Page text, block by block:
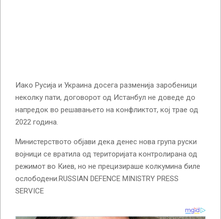
Иако Русија и Украина досега разменија заробеници
неколку пати, договорот од Истанбул не доведе до
напредок во решавањето на конфликтот, кој трае од
2022 година.
Министерството објави дека денес нова група руски
војници се вратила од територијата контролирана од
режимот во Киев, но не прецизираше колкумина биле
ослободени.RUSSIAN DEFENCE MINISTRY PRESS
SERVICE